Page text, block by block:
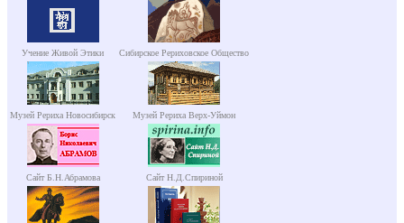
Учение Живой Этики Сибирское Рериховское Общество
Музей Рериха Новосибирск Музей Рериха Верх-Уймон
Сайт Б.Н.Абрамова Сайт Н.Д.Спириной